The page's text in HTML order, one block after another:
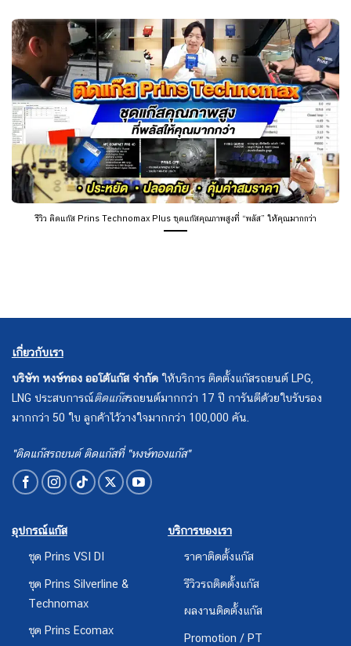
รีวิว ติดแก๊ส Prins Technomax Plus ชุดแก๊สคุณภาพสูงที่ “พลัส” ให้คุณมากกว่า
เกี่ยวกับเรา
บริษัท หงษ์ทอง ออโต้แก๊ส จำกัด ให้บริการ ติดตั้งแก๊สรถยนต์ LPG,
LNG ประสบการณ์ติดแก๊สรถยนต์มากกว่า 17 ปี การันตีด้วยใบรับรอง
มากกว่า 50 ใบ ลูกค้าไว้วางใจมากกว่า 100,000 คัน.
"ติดแก๊สรถยนต์ ติดแก๊สที่ "หงษ์ทองแก๊ส"
อุปกรณ์แก๊ส
ชุด Prins VSI DI
ชุด Prins Silverline &
Technomax
ชุด Prins Ecomax
บริการของเรา
ราคาติดตั้งแก๊ส
รีวิวรถติดตั้งแก๊ส
ผลงานติดตั้งแก๊ส
Promotion / PT